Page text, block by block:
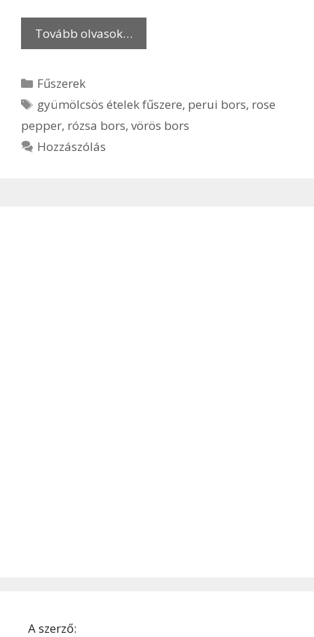
Tovább olvasok…
Kategória
Fűszerek
Címkék
gyümölcsös ételek fűszere, perui bors, rose
pepper, rózsa bors, vörös bors
Hozzászólás
A szerző: